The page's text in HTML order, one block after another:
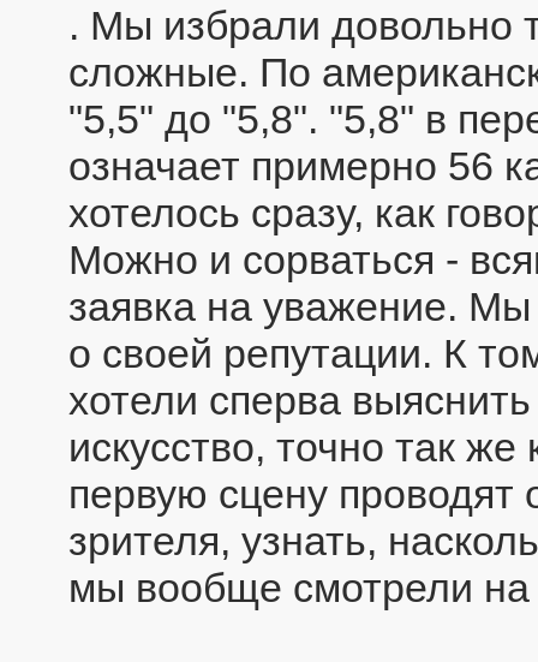
. Мы избрали довольно
сложные. По
"5,5" до "5,8". "5,8" в
означает примерно 56
хотелось сразу, как
Можно и сорваться -
заявка на уважение.
о своей репутации. К
хотели сперва
искусство, точно так
первую сцену проводят
зрителя, узнать,
мы вообще смотрели на